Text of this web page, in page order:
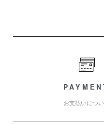
お支払いにつ